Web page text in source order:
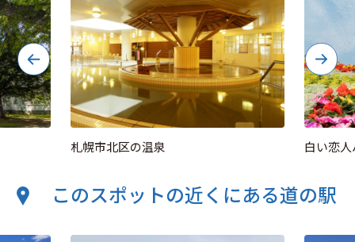
札幌市北区の温泉 白い恋
このスポットの近くにある道の駅